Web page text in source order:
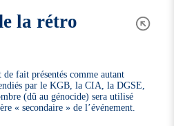
la rétro
fait présentés comme autant
par le KGB, la CIA, la DGSE,
(dû au génocide) sera utilisé
« secondaire » de l’événement.